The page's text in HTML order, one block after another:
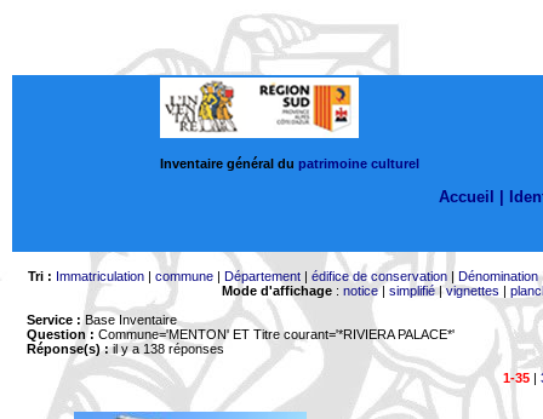
Inventaire général du patrimoine culturel
Accueil |
Tri : Immatriculation| commune| Département| édifice de conservation| Dénomination
Mode d'affichage: notice| simplifié|vignettes |
Service : Base Inventaire
Question : Commune='MENTON' ET Titre courant='*RIVIERA PALACE*'
Réponse(s) :il y a 138 réponses
1-35|